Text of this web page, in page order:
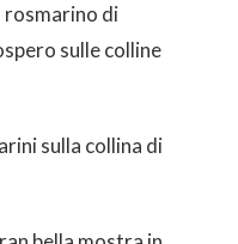
rosmarino di
sulle colline
sulla collina di